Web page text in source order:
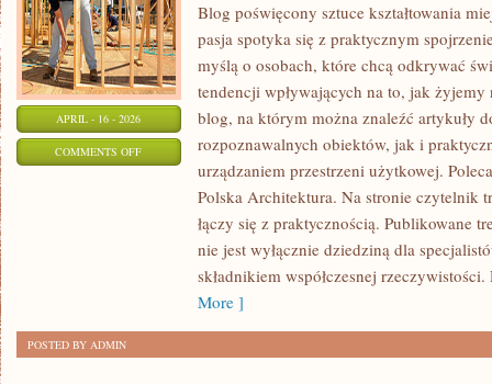
APRIL - 16 - 2026
COMMENTS OFFON
IKONICZNE
Blog poświęcony sztuce kształtowania
pasja spotyka się z praktycznym
myślą o osobach, które chcą odkrywać
tendencji wpływających na to, jak żyjemy
blog, na którym można znaleźć artykuły
rozpoznawalnych obiektów, jak i
urządzaniem przestrzeni użytkowej.
Polska Architektura. Na stronie czytelnik
łączy się z praktycznością. Publikowane
nie jest wyłącznie dziedziną dla
składnikiem współczesnej
More ]
POSTED BY ADMIN